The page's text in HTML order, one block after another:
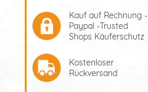
Kauf auf Rechnung -
Paypal -Trusted
Shops Käuferschutz
Kostenloser
Rückversand